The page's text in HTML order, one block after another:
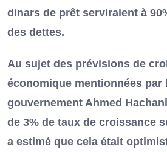
dinars de prêt serviraient à
des dettes.
Au sujet des prévisions de
économique mentionnées par
gouvernement Ahmed
de 3% de taux de croissance
a estimé que cela était